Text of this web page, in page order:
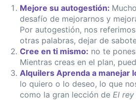
Mejore su autogestión:
desafío de mejorarnos y
Por autogestión, nos
otras palabras, dejar de
Cree en ti mismo: no te
Mientras creas en el plan,
Alquilers Aprenda a manejar
lo quiero o lo deseo, lo que
como la gran lección de El